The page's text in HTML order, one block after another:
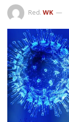
Red. WK